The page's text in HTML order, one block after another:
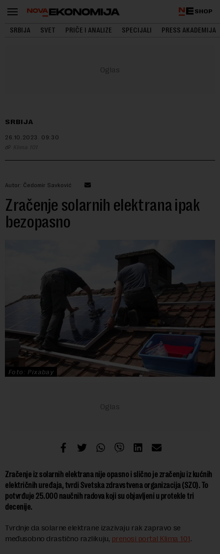
SHOP
SRBIJA SVET PRIČE I ANALIZE SPECIJALI PRESS AKADEMIJA
SRBIJA
26.10.2023. 09:30
Klima 101
Autor: Čedomir Savković
Zračenje solarnih elektrana ipak
bezopasno
Foto: Pixabay
Zračenje iz solarnih elektrana nije opasno i slično je zračenju iz kućnih
električnih uređaja, tvrdi Svetska zdravstvena organizacija (SZO). To
potvrđuje 25.000 naučnih radova koji su objavljeni u protekle tri
decenije.
Tvrdnje da solarne elektrane izazivaju rak zapravo se
međusobno drastično razlikuju, prenosi portal Klima 101.